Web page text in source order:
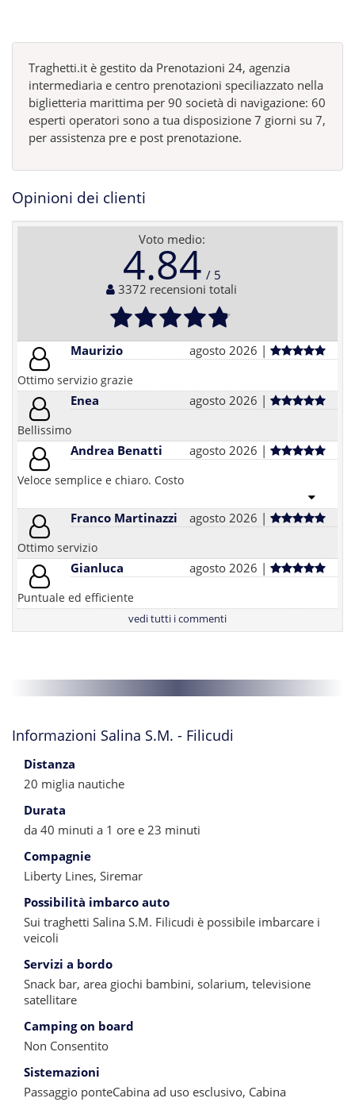
Traghetti.it è gestito da Prenotazioni 24, agenzia
intermediaria e centro prenotazioni speciliazzato nella
biglietteria marittima per 90 società di navigazione: 60
esperti operatori sono a tua disposizione 7 giorni su 7,
per assistenza pre e post prenotazione.
Opinioni dei clienti
Voto medio:
4.84
3372 recensioni totali
Maurizio agosto 2026 |
Ottimo servizio grazie
Enea agosto 2026 |
Bellissimo
Andrea Benatti agosto 2026 |
Veloce semplice e chiaro. Costo
Franco Martinazzi agosto 2026 |
Ottimo servizio
Gianluca agosto 2026 |
Puntuale ed efficiente
vedi tutti i commenti
Informazioni Salina S.M. - Filicudi
Distanza
20 miglia nautiche
Durata
da 40 minuti a 1 ore e 23 minuti
Compagnie
Liberty Lines, Siremar
Possibilità imbarco auto
Sui traghetti Salina S.M. Filicudi è possibile imbarcare i
veicoli
Servizi a bordo
Snack bar, area giochi bambini, solarium, televisione
satellitare
Camping on board
Non Consentito
Sistemazioni
Passaggio ponteCabina ad uso esclusivo, Cabina